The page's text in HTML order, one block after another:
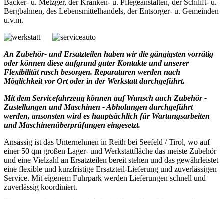
Bäcker- u. Metzger, der Kranken- u. Pflegeanstalten, der Schilift- u.
Bergbahnen, des Lebensmittelhandels, der Entsorger- u. Gemeinden
u.v.m.
An Zubehör- und Ersatzteilen haben wir die gängigsten vorrätig
oder können diese aufgrund guter Kontakte und unserer
Flexibilität rasch besorgen. Reparaturen werden nach
Möglichkeit vor Ort oder in der Werkstatt durchgeführt.
Mit dem Servicefahrzeug können auf Wunsch auch Zubehör -
Zustellungen und Maschinen - Abholungen durchgeführt
werden, ansonsten wird es hauptsächlich für Wartungsarbeiten
und Maschinenüberprüfungen eingesetzt.
Ansässig ist das Unternehmen in Reith bei Seefeld / Tirol, wo auf
einer 50 qm großen Lager- und Werkstattfläche das meiste Zubehör
und eine Vielzahl an Ersatzteilen bereit stehen und das gewährleistet
eine flexible und kurzfristige Ersatzteil-Lieferung und zuverlässigen
Service. Mit eigenem Fuhrpark werden Lieferungen schnell und
zuverlässig koordiniert.